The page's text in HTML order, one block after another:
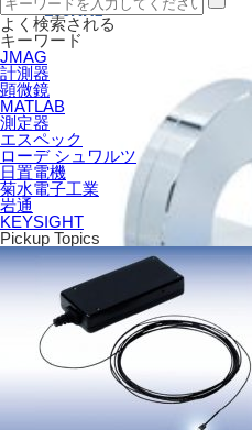
よく検索される
キーワード
JMAG
計測器
顕微鏡
MATLAB
測定器
エスペック
ローデ シュワルツ
日置電機
菊水電子工業
岩通
KEYSIGHT
Pickup Topics
～100KHz